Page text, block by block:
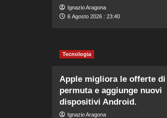
Ignazio Aragona
6 Agosto 2026 : 23:40
Tecnologia
Apple migliora le offerte di
permuta e aggiunge nuovi
dispositivi Android.
Ignazio Aragona